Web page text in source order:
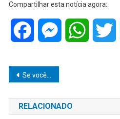
Compartilhar esta notícia agora:
Facebook MessengerWhatsApp
Navegação
de
Post
Se você procura tecnologia, inovação e soluções inteligentes… aqui tem: é na @midradistribuidora!
RELACIONADO